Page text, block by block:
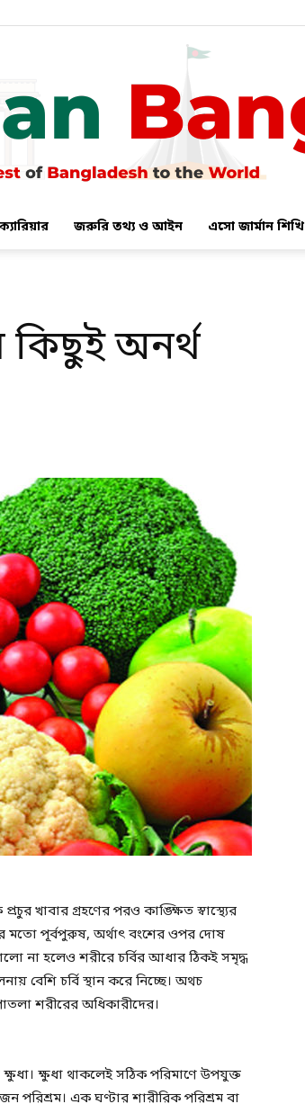
জরুরি তথ্য ও আইন এসো জার্মান শিখি
কিছুই অনর্থ
খাবার গ্রহণের পরও কাঙ্ক্ষিত স্বাস্থ্যের
মতো পূর্বপুরুষ, অর্থাৎ বংশের ওপর দোষ
না হলেও শরীরে চর্বির আধার ঠিকই সমৃদ্ধ
বেশি চর্বি স্থান করে নিচ্ছে। অথচ
শরীরের অধিকারীদের।
ক্ষুধা থাকলেই সঠিক পরিমাণে উপযুক্ত
পরিশ্রম। এক ঘণ্টার শারীরিক পরিশ্রম বা